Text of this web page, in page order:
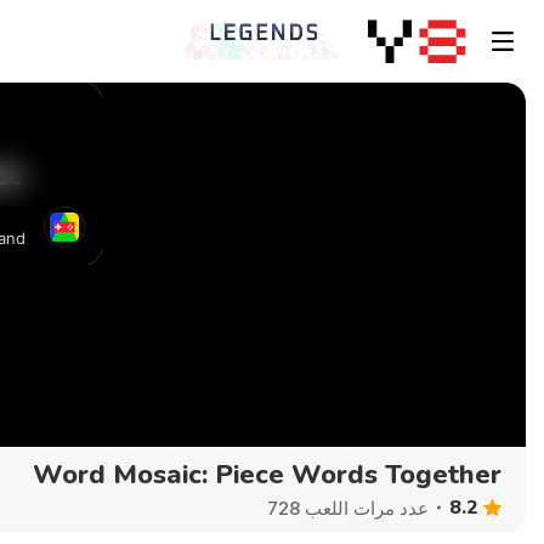
Word Mosaic: Piece Words Together
8.2 عدد مرات اللعب 728